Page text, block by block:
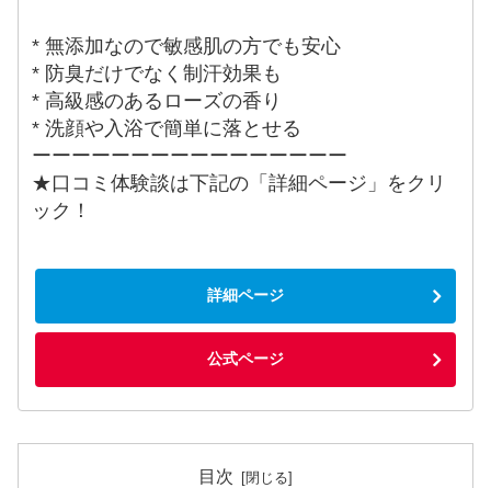
* 無添加なので敏感肌の方でも安心
* 防臭だけでなく制汗効果も
* 高級感のあるローズの香り
* 洗顔や入浴で簡単に落とせる
ーーーーーーーーーーーーーーーー
★口コミ体験談は下記の「詳細ページ」をクリ
ック！
詳細ページ
公式ページ
目次